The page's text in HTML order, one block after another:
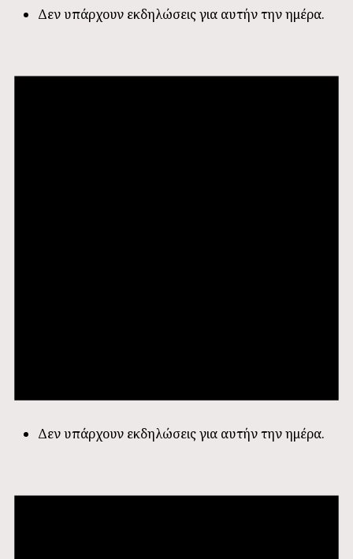
Δεν υπάρχουν εκδηλώσεις για αυτήν την ημέρα.
Δεν υπάρχουν εκδηλώσεις για αυτήν την ημέρα.